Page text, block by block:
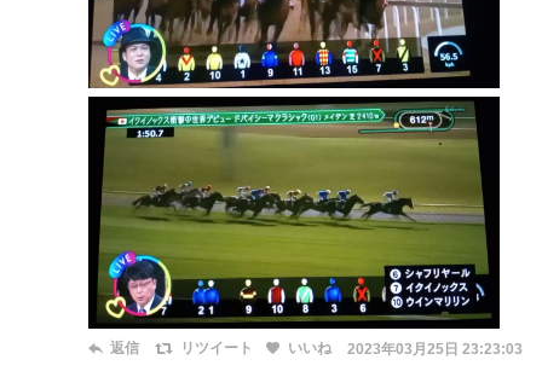
返信 リツイート いいね 2023年03月25日 23:23:03